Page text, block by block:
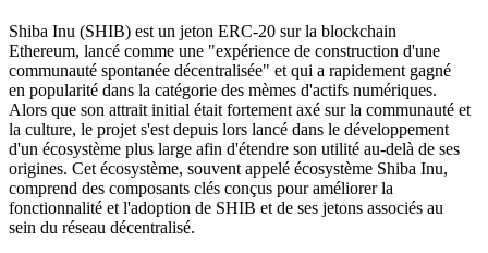
Shiba Inu (SHIB) est un jeton ERC-20 sur la blockchain
Ethereum, lancé comme une "expérience de construction d'une
communauté spontanée décentralisée" et qui a rapidement gagné
en popularité dans la catégorie des mèmes d'actifs numériques.
Alors que son attrait initial était fortement axé sur la communauté et
la culture, le projet s'est depuis lors lancé dans le développement
d'un écosystème plus large afin d'étendre son utilité au-delà de ses
origines. Cet écosystème, souvent appelé écosystème Shiba Inu,
comprend des composants clés conçus pour améliorer la
fonctionnalité et l'adoption de SHIB et de ses jetons associés au
sein du réseau décentralisé.